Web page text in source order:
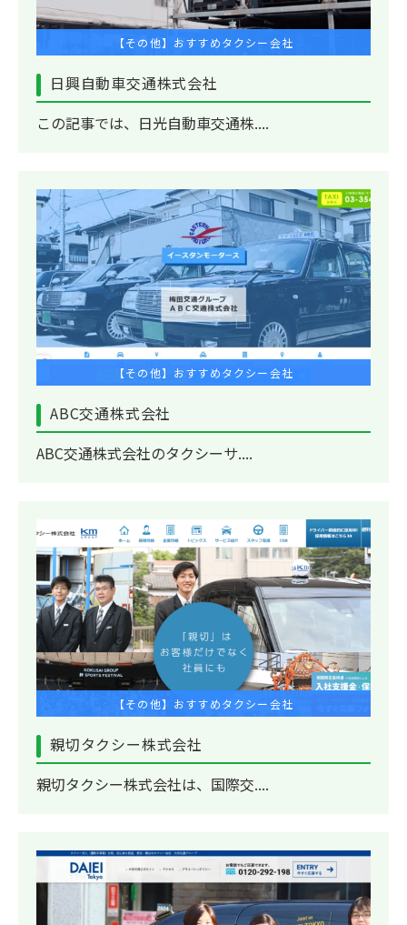
【その他】おすすめタクシー会社
日興自動車交通株式会社
この記事では、日光自動車交通株....
【その他】おすすめタクシー会社
ABC交通株式会社
ABC交通株式会社のタクシーサ....
【その他】おすすめタクシー会社
親切タクシー株式会社
親切タクシー株式会社は、国際交....